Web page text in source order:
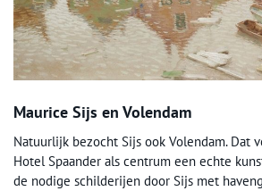
Maurice Sijs en Volendam
Natuurlijk bezocht Sijs ook Volendam. Dat
Hotel Spaander als centrum een echte
de nodige schilderijen door Sijs met